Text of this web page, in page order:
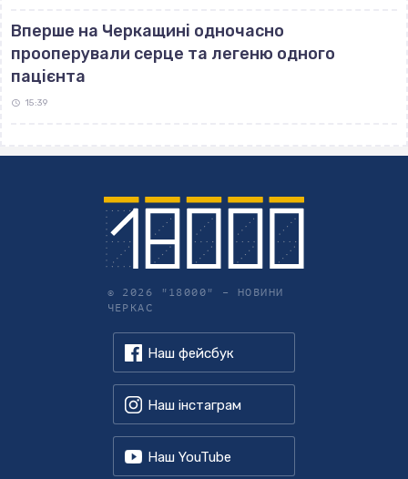
Вперше на Черкащині одночасно
прооперували серце та легеню одного
пацієнта
15:39
© 2026 "18000" – НОВИНИ
ЧЕРКАС
Наш фейсбук
Наш інстаграм
Наш YouTube